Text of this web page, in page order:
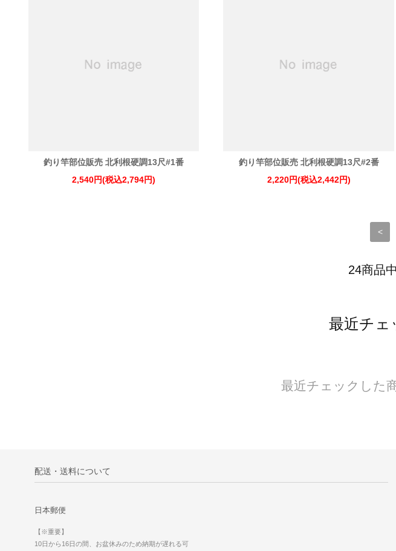
釣り竿部位販売 北利根硬調13尺#1番
2,540円(税込2,794円)
釣り竿部位販売 北利根硬調13尺#2番
2,220円(税込2,442円)
<
24商品
最近チェ
最近チェックした
配送・送料について
日本郵便
【※重要】
10日から16日の間、お盆休みのため納期が遅れる可